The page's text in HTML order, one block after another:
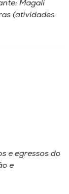
Magali
(atividades
e egressos do
e